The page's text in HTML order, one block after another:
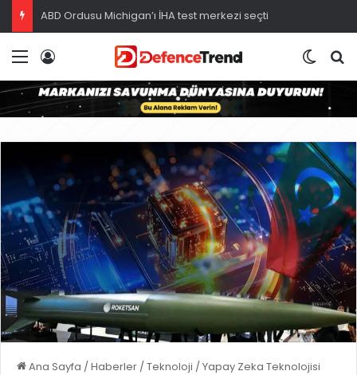
ABD Ordusu Michigan’ı İHA test merkezi seçti
Menü Dış
Ana Sayfa /Haberler /Teknoloji /Yapay Zeka Teknolojisi